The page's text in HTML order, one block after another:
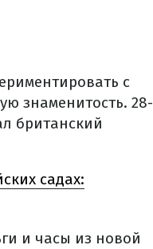
с
знаменитость. 28-
британский
садах:
и часы из новой